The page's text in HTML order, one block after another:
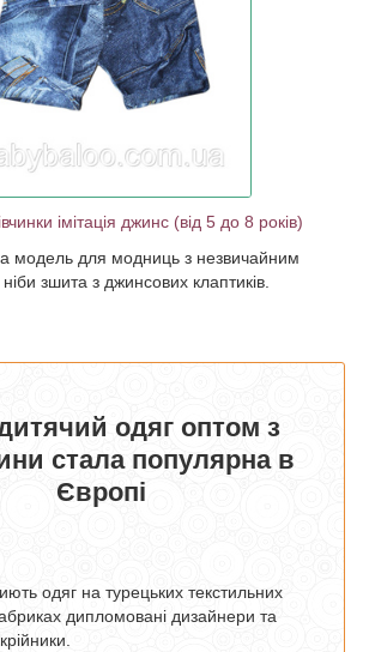
імітація джинс (від 5 до 8 років)
модель для модниць з незвичайним
зшита з джинсових клаптиків.
одяг оптом з
стала популярна в
Європі
одяг на турецьких текстильних
дипломовані дизайнери та